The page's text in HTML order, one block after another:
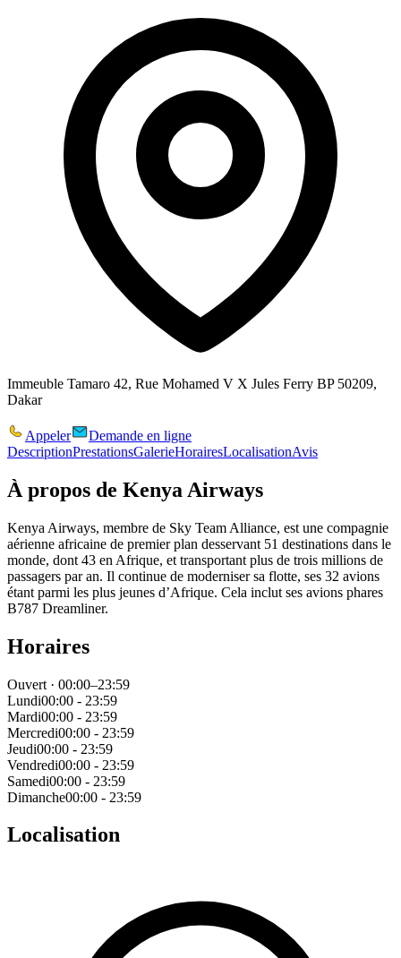
Immeuble Tamaro 42, Rue Mohamed V X Jules Ferry BP 50209,
Dakar
Appeler
Demande en ligne
DescriptionPrestationsGalerieHorairesLocalisationAvis
À propos de Kenya Airways
Kenya Airways, membre de Sky Team Alliance, est une compagnie
aérienne africaine de premier plan desservant 51 destinations dans le
monde, dont 43 en Afrique, et transportant plus de trois millions de
passagers par an. Il continue de moderniser sa flotte, ses 32 avions
étant parmi les plus jeunes d’Afrique. Cela inclut ses avions phares
B787 Dreamliner.
Horaires
Ouvert · 00:00–23:59
Lundi00:00 - 23:59
Mardi00:00 - 23:59
Mercredi00:00 - 23:59
Jeudi00:00 - 23:59
Vendredi00:00 - 23:59
Samedi00:00 - 23:59
Dimanche00:00 - 23:59
Localisation